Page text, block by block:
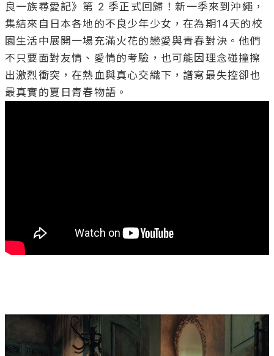
良一族尋愛記》第 2 季正式回歸！新一季來到沖繩，
集結來自日本各地的不良少年少女，在為期14天的校
園生活中展開一場充滿火花的戀愛與青春對決。他們
不只要面對友情、愛情的考驗，也可能因理念碰撞擦
出激烈衝突，在熱血與真心交織下，譜寫最失控卻也